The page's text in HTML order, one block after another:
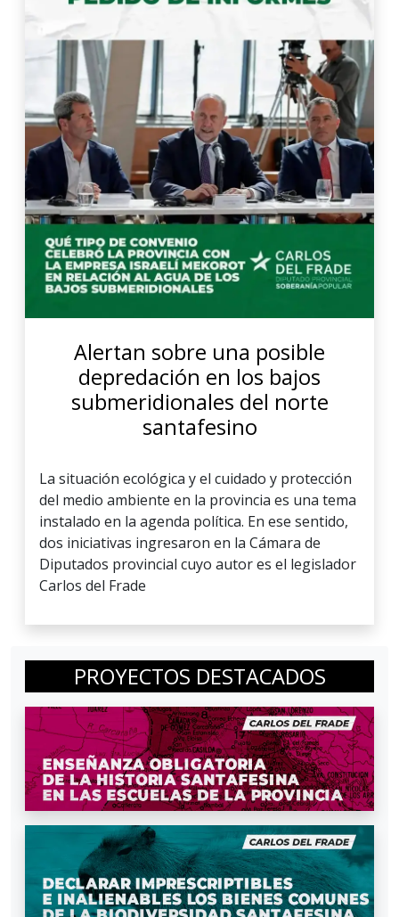
Alertan sobre una posible
depredación en los bajos
submeridionales del norte
santafesino
La situación ecológica y el cuidado y protección
del medio ambiente en la provincia es una tema
instalado en la agenda política. En ese sentido,
dos iniciativas ingresaron en la Cámara de
Diputados provincial cuyo autor es el legislador
Carlos del Frade
PROYECTOS DESTACADOS